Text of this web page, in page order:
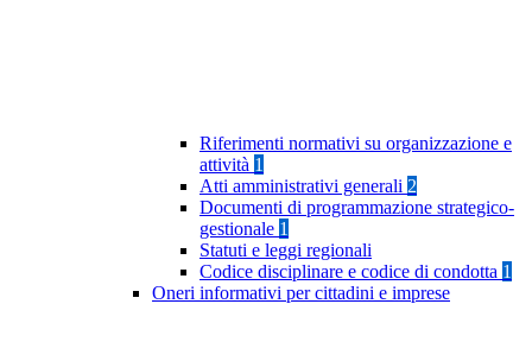
Riferimenti normativi su organizzazione e
attività 1
Atti amministrativi generali 2
Documenti di programmazione strategico-
gestionale 1
Statuti e leggi regionali
Codice disciplinare e codice di condotta 1
Oneri informativi per cittadini e imprese